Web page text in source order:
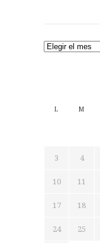
Archivos
L M
3 4
10 11
17 18
24 25